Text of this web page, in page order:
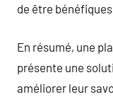
de être
En résumé, une
présente une
améliorer leur